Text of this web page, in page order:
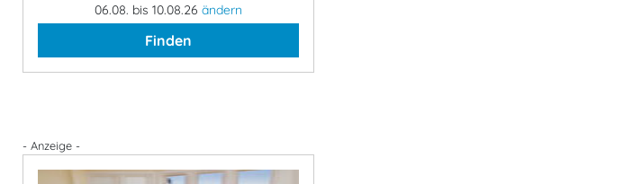
06.08. bis 10.08.26 ändern
Finden
- Anzeige -